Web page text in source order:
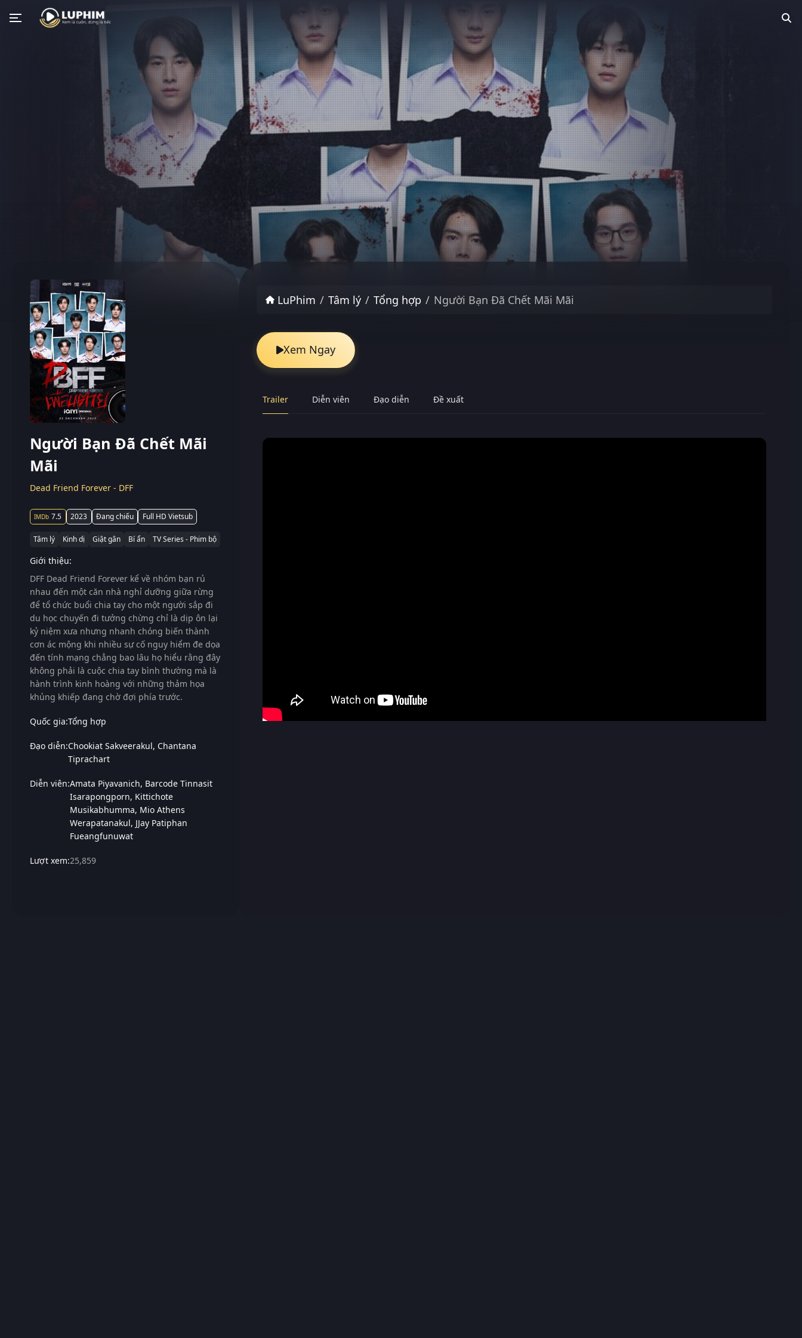
Người Bạn Đã Chết Mãi
Mãi
Dead Friend Forever - DFF
7.5 2023 Đang chiếu Full HD Vietsub
Tâm lý Kinh dị Giật gân Bí ẩn TV Series - Phim bộ
Giới thiệu:
DFF Dead Friend Forever kể về nhóm bạn rủ
nhau đến một căn nhà nghỉ dưỡng giữa rừng
để tổ chức buổi chia tay cho một người sắp đi
du học chuyến đi tưởng chừng chỉ là dịp ôn lại
kỷ niệm xưa nhưng nhanh chóng biến thành
cơn ác mộng khi nhiều sự cố nguy hiểm đe dọa
đến tính mạng chẳng bao lâu họ hiểu rằng đây
không phải là cuộc chia tay bình thường mà là
hành trình kinh hoàng với những thảm họa
khủng khiếp đang chờ đợi phía trước.
Quốc gia:Tổng hợp
Đạo diễn:Chookiat Sakveerakul Chantana
Tiprachart
Diễn viên:Amata Piyavanich Barcode Tinnasit
Isarapongporn Kittichote
Musikabhumma Mio Athens
Werapatanakul JJay Patiphan
Fueangfunuwat
Lượt xem:25,859
LuPhim Tâm lý Tổng hợp Người Bạn Đã Chết Mãi Mãi
Xem Ngay
Trailer Diễn viên Đạo diễn Đề xuất